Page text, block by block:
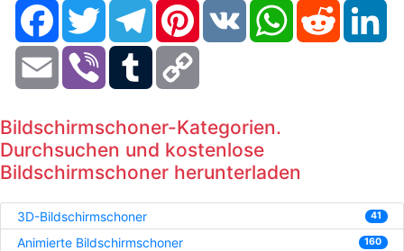
FacebookTwitter TelegramPinterestVK WhatsAppReddit
Email Viber Tumblr
Bildschirmschoner-Kategorien.
Durchsuchen und kostenlose
Bildschirmschoner herunterladen
3D-Bildschirmschoner 41
Animierte Bildschirmschoner 160